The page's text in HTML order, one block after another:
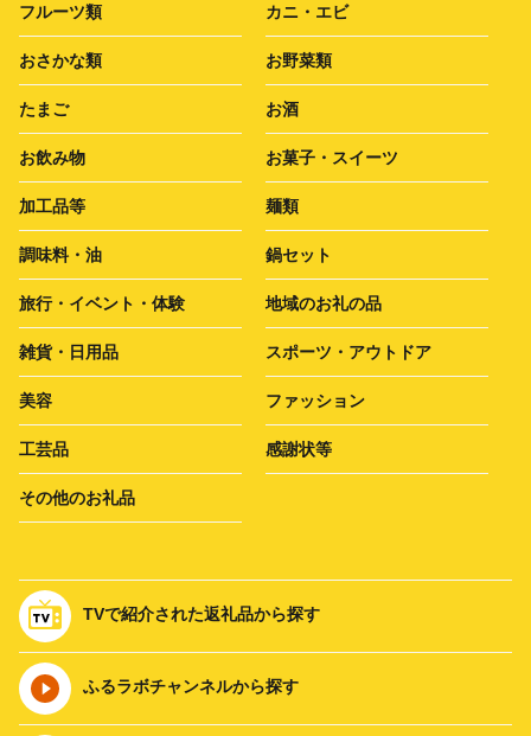
フルーツ類 カニ・エビ
おさかな類 お野菜類
たまご お酒
お飲み物 お菓子・スイーツ
加工品等 麺類
調味料・油 鍋セット
旅行・イベント・体験 地域のお礼の品
雑貨・日用品 スポーツ・アウトドア
美容 ファッション
工芸品 感謝状等
その他のお礼品
TVで紹介された返礼品から探す
ふるラボチャンネルから探す